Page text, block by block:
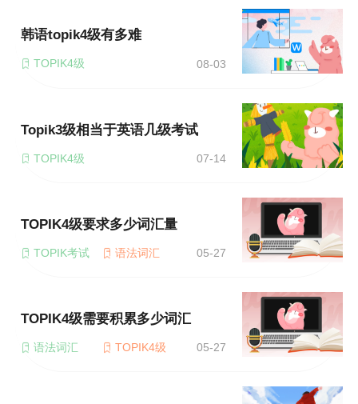
韩语topik4级有多难
TOPIK4级 08-03
Topik3级相当于英语几级考试
TOPIK4级 07-14
TOPIK4级要求多少词汇量
TOPIK考试 语法词汇 05-27
TOPIK4级需要积累多少词汇
语法词汇 TOPIK4级 05-27